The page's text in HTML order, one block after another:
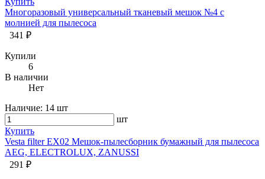
Многоразовый универсальный тканевый мешок №4 с
молнией для пылесоса
341 ₽
Купили
6
В наличии
Нет
Наличие: 14 шт
шт
Купить
Vesta filter EX02 Мешок-пылесборник бумажный для пылесоса
AEG, ELECTROLUX, ZANUSSI
291 ₽